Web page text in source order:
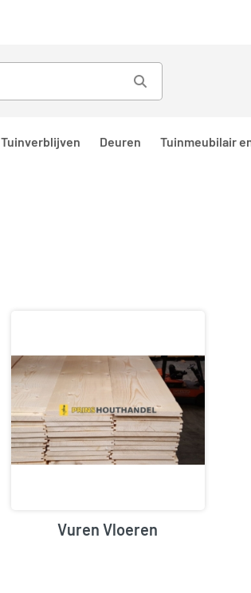
Tuinverblijven Deuren Tuinmeubilair
Vuren Vloeren